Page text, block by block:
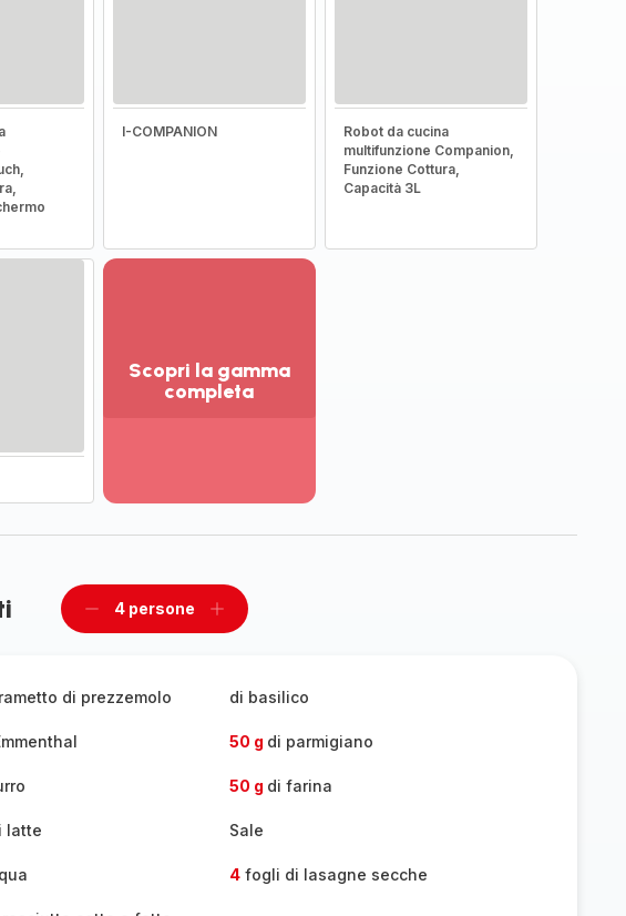
I-COMPANION
Robot da cucina
multifunzione Companion,
Funzione Cottura,
Capacità 3L
Scopri la gamma
completa
Scopri
-
Rimuovi
4 persone
Aggiungi
di prezzemolo
di basilico
50 g di parmigiano
50 g di farina
latte Sale
4fogli di lasagne secche